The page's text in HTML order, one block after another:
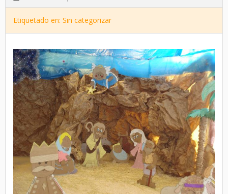
Etiquetado en: Sin categorizar